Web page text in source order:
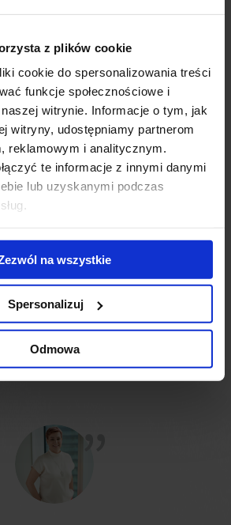
z plików cookie
cookie do spersonalizowania treści
funkcje społecznościowe i
witrynie. Informacje o tym, jak
witryny, udostępniamy partnerom
reklamowym i analitycznym.
te informacje z innymi danymi
lub uzyskanymi podczas
na wszystkie
Spersonalizuj
Odmowa
będą mogli skorzystać tu z pomocy
warunkach i nowoczesnych
Anna Łuś, Dyrektor Makroregionu Zachód w